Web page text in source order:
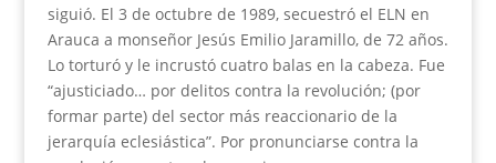
siguió. El 3 de octubre de 1989, secuestró el ELN en
Arauca a monseñor Jesús Emilio Jaramillo, de 72 años.
Lo torturó y le incrustó cuatro balas en la cabeza. Fue
“ajusticiado… por delitos contra la revolución; (por
formar parte) del sector más reaccionario de la
jerarquía eclesiástica”. Por pronunciarse contra la